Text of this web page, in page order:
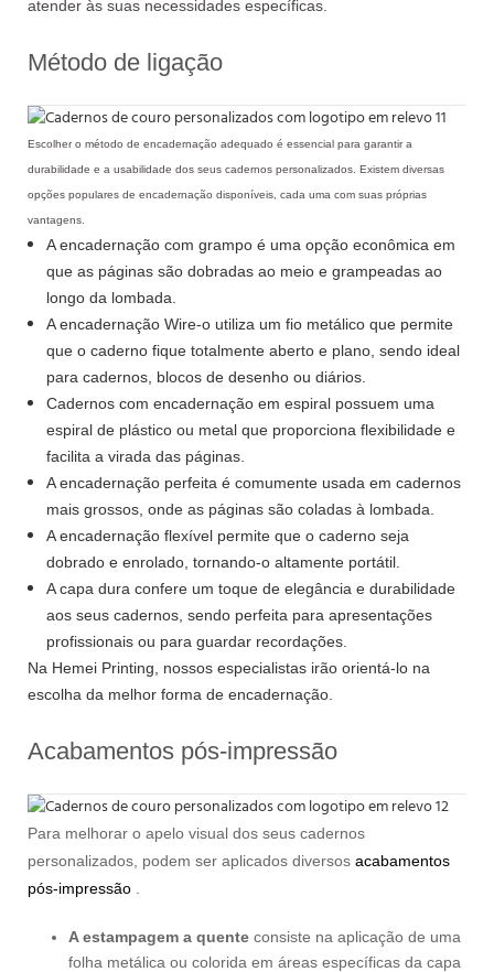
atender às suas necessidades específicas.
Método de ligação
Escolher o método de encadernação adequado é essencial para garantir a
durabilidade e a usabilidade dos seus cadernos personalizados. Existem diversas
opções populares de encadernação disponíveis, cada uma com suas próprias
vantagens.
A encadernação com grampo é uma opção econômica em
que as páginas são dobradas ao meio e grampeadas ao
longo da lombada.
A encadernação Wire-o utiliza um fio metálico que permite
que o caderno fique totalmente aberto e plano, sendo ideal
para cadernos, blocos de desenho ou diários.
Cadernos com encadernação em espiral possuem uma
espiral de plástico ou metal que proporciona flexibilidade e
facilita a virada das páginas.
A encadernação perfeita é comumente usada em cadernos
mais grossos, onde as páginas são coladas à lombada.
A encadernação flexível permite que o caderno seja
dobrado e enrolado, tornando-o altamente portátil.
A capa dura confere um toque de elegância e durabilidade
aos seus cadernos, sendo perfeita para apresentações
profissionais ou para guardar recordações.
Na Hemei Printing, nossos especialistas irão orientá-lo na
escolha da melhor forma de encadernação.
Acabamentos pós-impressão
Para melhorar o apelo visual dos seus cadernos
personalizados, podem ser aplicados diversos acabamentos
pós-impressão
A estampagem a quenteconsiste na aplicação de uma
folha metálica ou colorida em áreas específicas da capa